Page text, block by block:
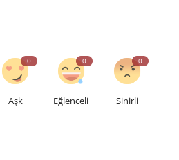
0
Aşk
0
Eğlenceli
0
Sinirli